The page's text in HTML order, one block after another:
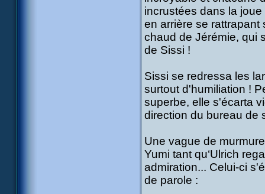
incrustées dans la
en arrière se
chaud de Jérémie, qui
de Sissi !
Sissi se redressa les
surtout d'humiliation !
superbe, elle s'écarta
direction du bureau de
Une vague de
Yumi tant qu‘Ulrich
admiration... Celui-ci
de parole :